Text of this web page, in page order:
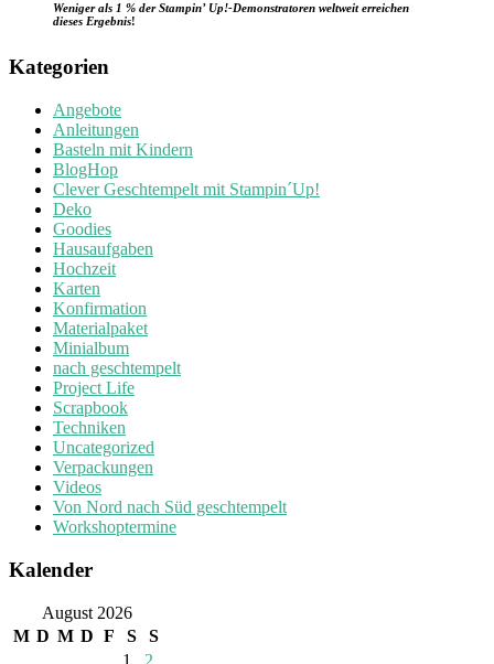
Weniger als 1 % der Stampin’ Up!-Demonstratoren weltweit erreichen
dieses Ergebnis!
Kategorien
Angebote
Anleitungen
Basteln mit Kindern
BlogHop
Clever Geschtempelt mit Stampin´Up!
Deko
Goodies
Hausaufgaben
Hochzeit
Karten
Konfirmation
Materialpaket
Minialbum
nach geschtempelt
Project Life
Scrapbook
Techniken
Uncategorized
Verpackungen
Videos
Von Nord nach Süd geschtempelt
Workshoptermine
Kalender
August 2026
M D M D F S
S
1
2